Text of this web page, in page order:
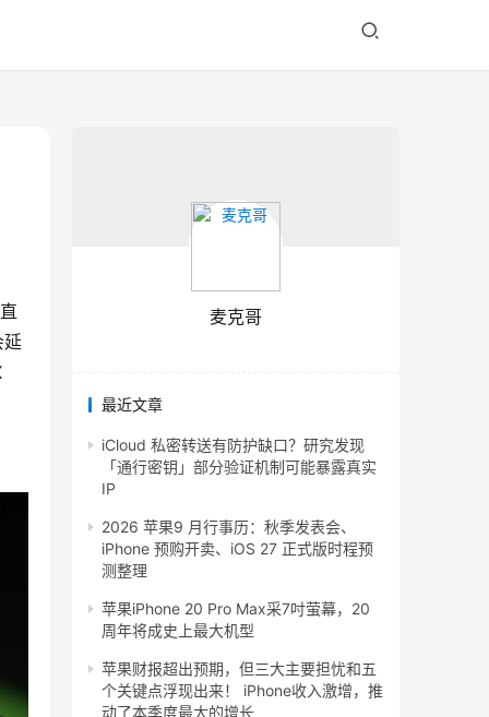
延
麦克哥
最近文章
iCloud 私密转送有防护缺口？研究发现
「通行密钥」部分验证机制可能暴露真实
IP
2026 苹果9 月行事历：秋季发表会、
iPhone 预购开卖、iOS 27 正式版时程预
测整理
苹果iPhone 20 Pro Max采7吋萤幕，20
周年将成史上最大机型
苹果财报超出预期，但三大主要担忧和五
个关键点浮现出来！ iPhone收入激增，推
动了本季度最大的增长